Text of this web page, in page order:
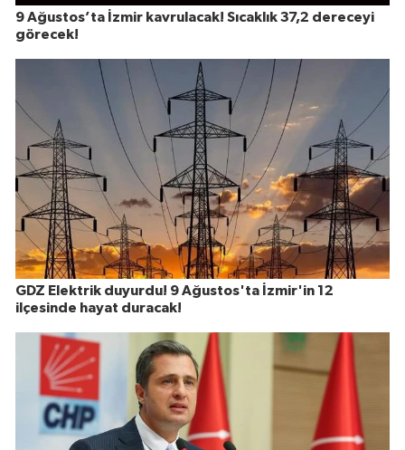
9 Ağustos’ta İzmir kavrulacak! Sıcaklık 37,2 dereceyi
görecek!
GDZ Elektrik duyurdu! 9 Ağustos'ta İzmir'in 12
ilçesinde hayat duracak!